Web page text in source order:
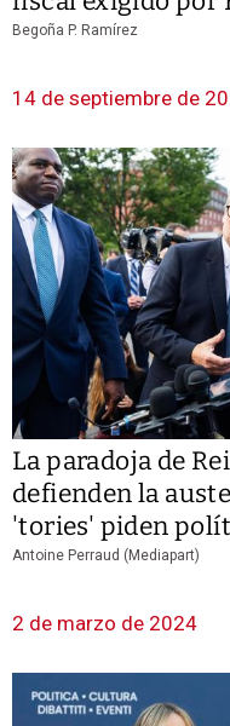
Begoña P. Ramírez
14 de septiembre de
La paradoja de
defienden la
'tories' piden
Antoine Perraud (Mediapart)
2 de marzo de 2024